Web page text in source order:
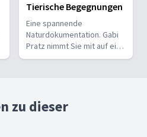
Tierische Begegnungen
Eine spannende
Naturdokumentation. Gabi
Pratz nimmt Sie mit auf eine
persönliche Reise ins
zu dieser